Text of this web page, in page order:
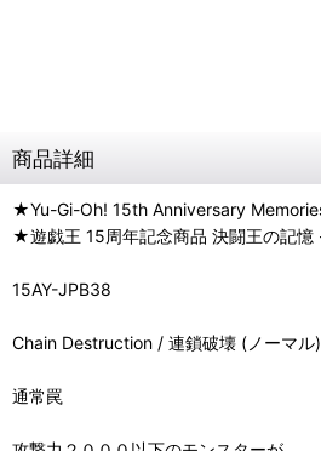
商品詳細
★Yu-Gi-Oh! 15th Anniversary
★遊戯王 15周年記念商品 決闘王の記憶
15AY-JPB38
Chain Destruction / 連鎖破壊 (ノーマル)
通常罠